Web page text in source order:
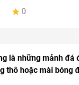
0
là những mảnh
thô hoặc mài bóng